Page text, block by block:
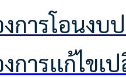
องการโอน
งการเเก้ไ